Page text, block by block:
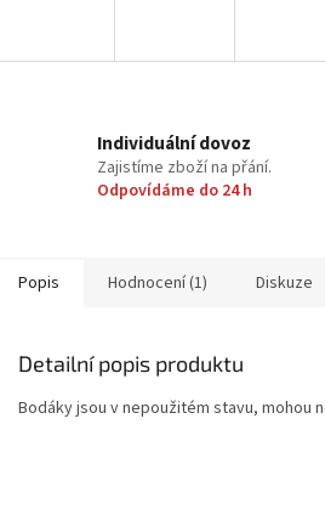
Individuální dovoz
Zajistíme zboží na přání.
Odpovídáme do 24 h
Popis Hodnocení (1) Diskuze
Detailní popis produktu
Bodáky jsou v nepoužitém stavu, mohou